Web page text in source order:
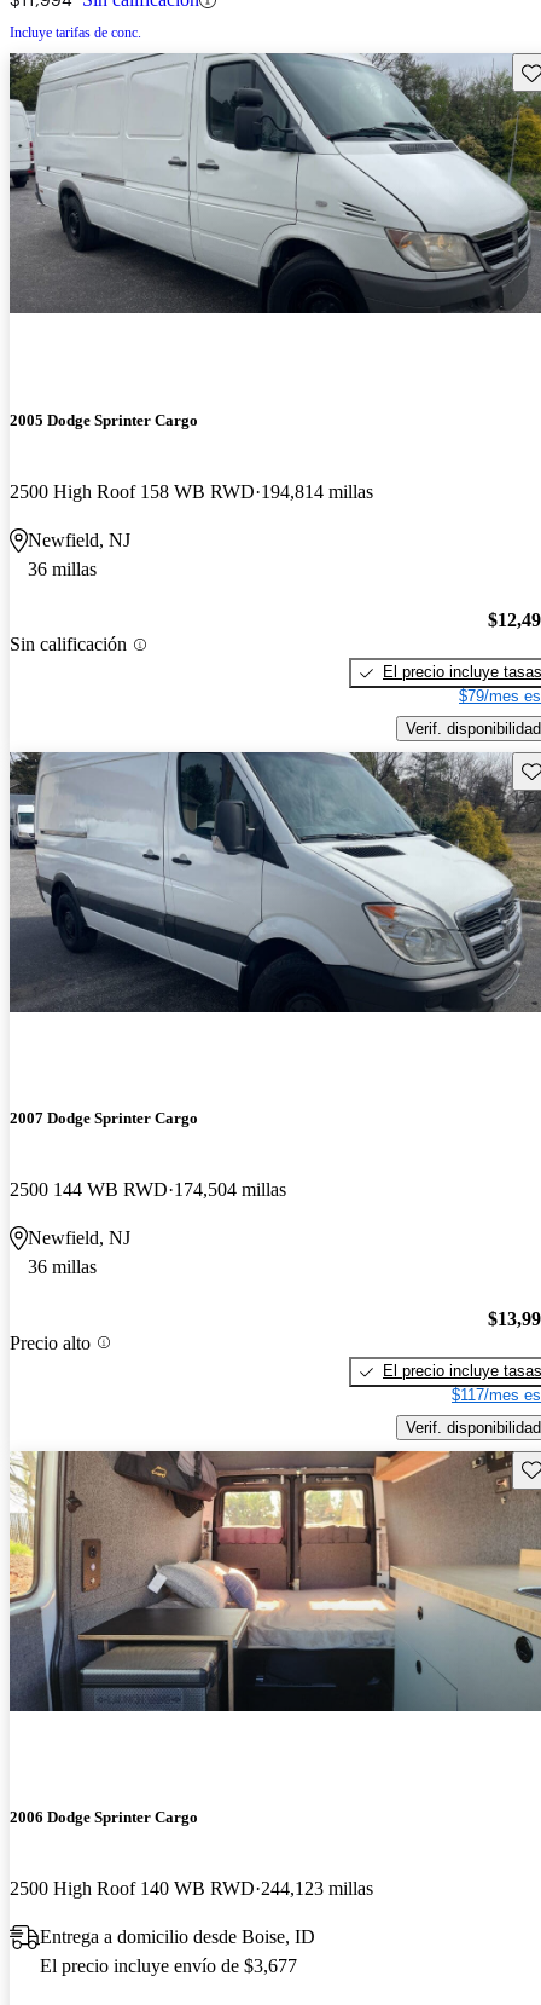
Incluye tarifas de conc.
2005 Dodge Sprinter Cargo
2500 High Roof 158 WB RWD 194,814 millas
Newfield, NJ
36 millas
Sin calificación
El precio incluye tasas
$79/mes
Verif. disponibilidad
2007 Dodge Sprinter Cargo
2500 144 WB RWD 174,504 millas
Newfield, NJ
36 millas
Precio alto
El precio incluye tasas
$117/mes
Verif. disponibilidad
2006 Dodge Sprinter Cargo
2500 High Roof 140 WB RWD 244,123 millas
Entrega a domicilio desde Boise, ID
El precio incluye envío de $3,677